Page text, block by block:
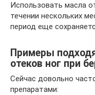
Использовать масла
течении нескольких
период еще
Примеры
отеков ног при
Сейчас довольно
препаратами: